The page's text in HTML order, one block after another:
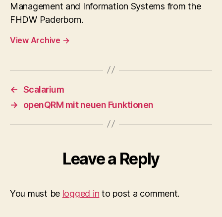
Management and Information Systems from the
FHDW Paderborn.
View Archive →
← Scalarium
→
openQRM mit neuen Funktionen
Leave a Reply
You must be logged in to post a comment.